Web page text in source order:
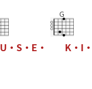
U ・ S ・ E ・
G
K・ I ・